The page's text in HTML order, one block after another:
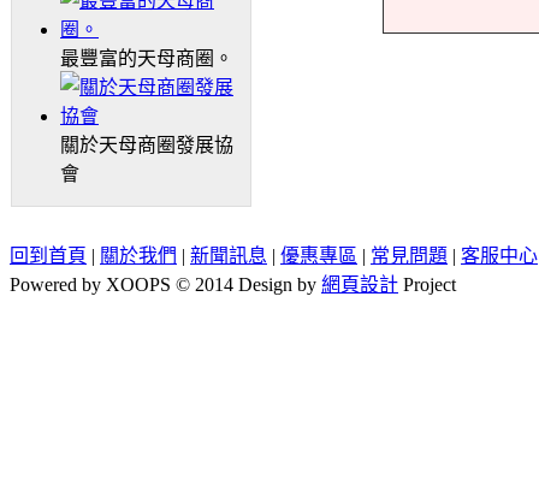
最豐富的天母商圈。
關於天母商圈發展協
會
回到首頁 | 關於我們 | 新聞訊息 | 優惠專區 | 常見問題 | 客服中心
Powered by XOOPS © 2014 Design by 網頁設計 Project